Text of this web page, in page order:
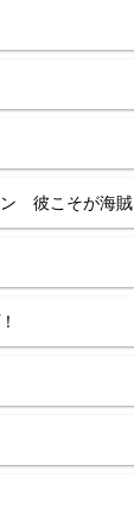
ン 彼こそが海賊